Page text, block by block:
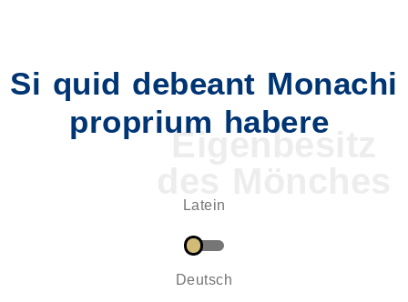
Si quid debeant Monachi
proprium habere
Latein
Deutsch